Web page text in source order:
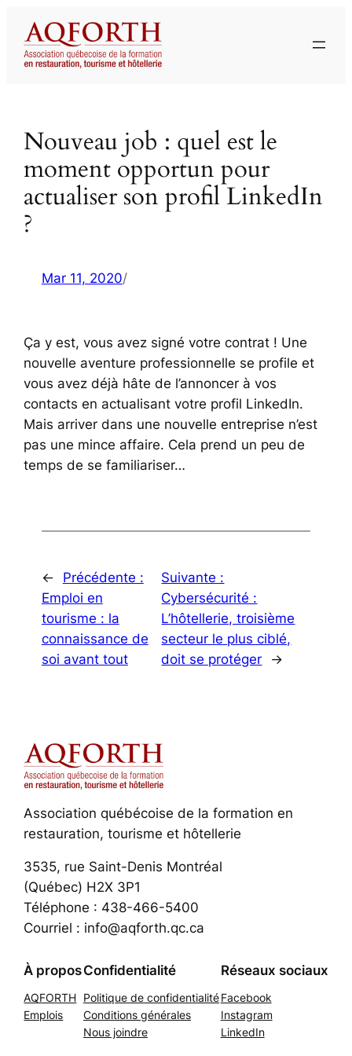
contenu
Nouveau job : quel est le
moment opportun pour
actualiser son profil LinkedIn
?
Mar 11, 2020/
Ça y est, vous avez signé votre contrat ! Une
nouvelle aventure professionnelle se profile et
vous avez déjà hâte de l’annoncer à vos
contacts en actualisant votre profil LinkedIn.
Mais arriver dans une nouvelle entreprise n’est
pas une mince affaire. Cela prend un peu de
temps de se familiariser…
←
Précédente :
Emploi en
tourisme : la
connaissance de
soi avant tout
Suivante :
Cybersécurité :
L’hôtellerie, troisième
secteur le plus ciblé,
doit se protéger
→
Association québécoise de la formation en
restauration, tourisme et hôtellerie
3535, rue Saint-Denis Montréal
(Québec) H2X 3P1
Téléphone : 438-466-5400
Courriel : info@aqforth.qc.ca
À propos
AQFORTH
Emplois
Confidentialité
Politique de confidentialité
Conditions générales
Nous joindre
Réseaux sociaux
Facebook
Instagram
LinkedIn